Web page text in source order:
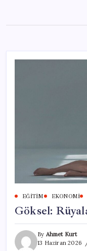
content
EĞITIM EKONOMI
Göksel:
By Ahmet Kurt
13 Haziran 2026